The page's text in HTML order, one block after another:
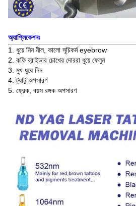
অ্যাপ্লিকেশনঃ
1. ধুয়ে নিন নীল, কালো সূচিকর্ম eyebrow
2. কফি ব্রাইডার চোখের দোররা ধুয়ে ফেলুন
3. মুখ ধুয়ে নিন
4. ট্যাটু অপসারণ
5. ফ্রেক, বয়স রঙ্গক অপসারণ